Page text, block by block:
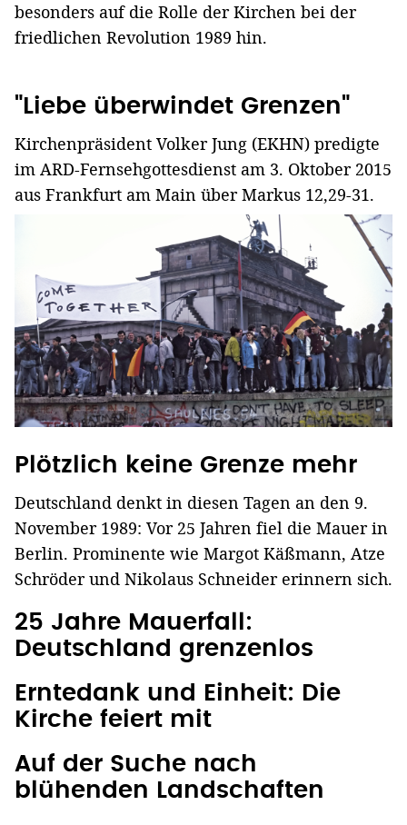
besonders auf die Rolle der Kirchen bei der
friedlichen Revolution 1989 hin.
"Liebe überwindet Grenzen"
Kirchenpräsident Volker Jung (EKHN) predigte
im ARD-Fernsehgottesdienst am 3. Oktober 2015
aus Frankfurt am Main über Markus 12,29-31.
Plötzlich keine Grenze mehr
Deutschland denkt in diesen Tagen an den 9.
November 1989: Vor 25 Jahren fiel die Mauer in
Berlin. Prominente wie Margot Käßmann, Atze
Schröder und Nikolaus Schneider erinnern sich.
25 Jahre Mauerfall:
Deutschland grenzenlos
Erntedank und Einheit: Die
Kirche feiert mit
Auf der Suche nach
blühenden Landschaften